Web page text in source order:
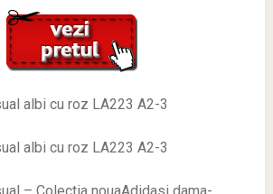
albi cu roz LA223 A2-3
albi cu roz LA223 A2-3